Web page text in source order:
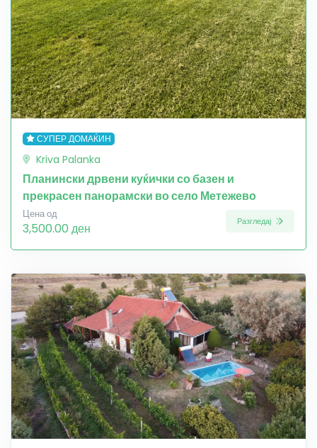
СУПЕР ДОМАЌИН
Kriva Palanka
Планински дрвени куќички со базен и
прекрасен панорамски во село Метежево
Цена од
3,500.00 ден Разгледај